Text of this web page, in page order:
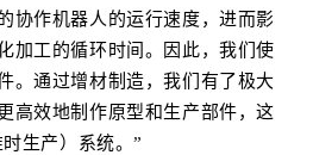
协作机器人的运行速度，进而影
加工的循环时间。因此，我们使
。通过增材制造，我们有了极大
高效地制作原型和生产部件，这
生产）系统。”